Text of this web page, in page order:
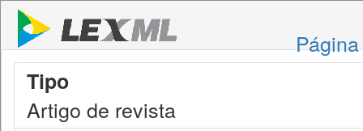
Tipo
Artigo de revista